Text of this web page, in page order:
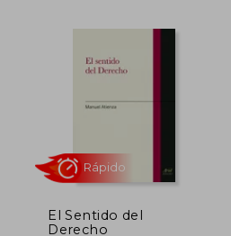
El Sentido del
Derecho